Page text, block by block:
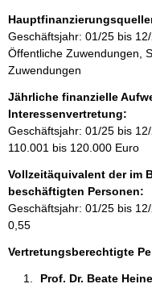
t
i
n
f
o
r
m
a
i
o
n
e
n
Geschäftsjahr: 01/25 bis
Öffentliche Zuwendungen,
Zuwendungen
Jährliche finanzielle
Interessenvertretung:
Geschäftsjahr: 01/25 bis
110.001 bis 120.000 Euro
Vollzeitäquivalent der im
beschäftigten Personen:
Geschäftsjahr: 01/25 bis
0,55
Vertretungsberechtigte
Prof. Dr. Beate